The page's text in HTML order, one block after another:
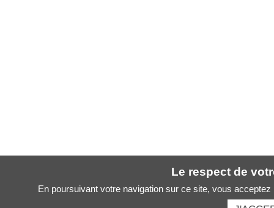
Le respect de
En poursuivant votre navigation sur ce site, vous